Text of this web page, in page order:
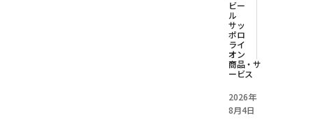
ビー
ル
サッ
ポロ
ライ
オン
商品・サ
ービス
2026年
8月4日